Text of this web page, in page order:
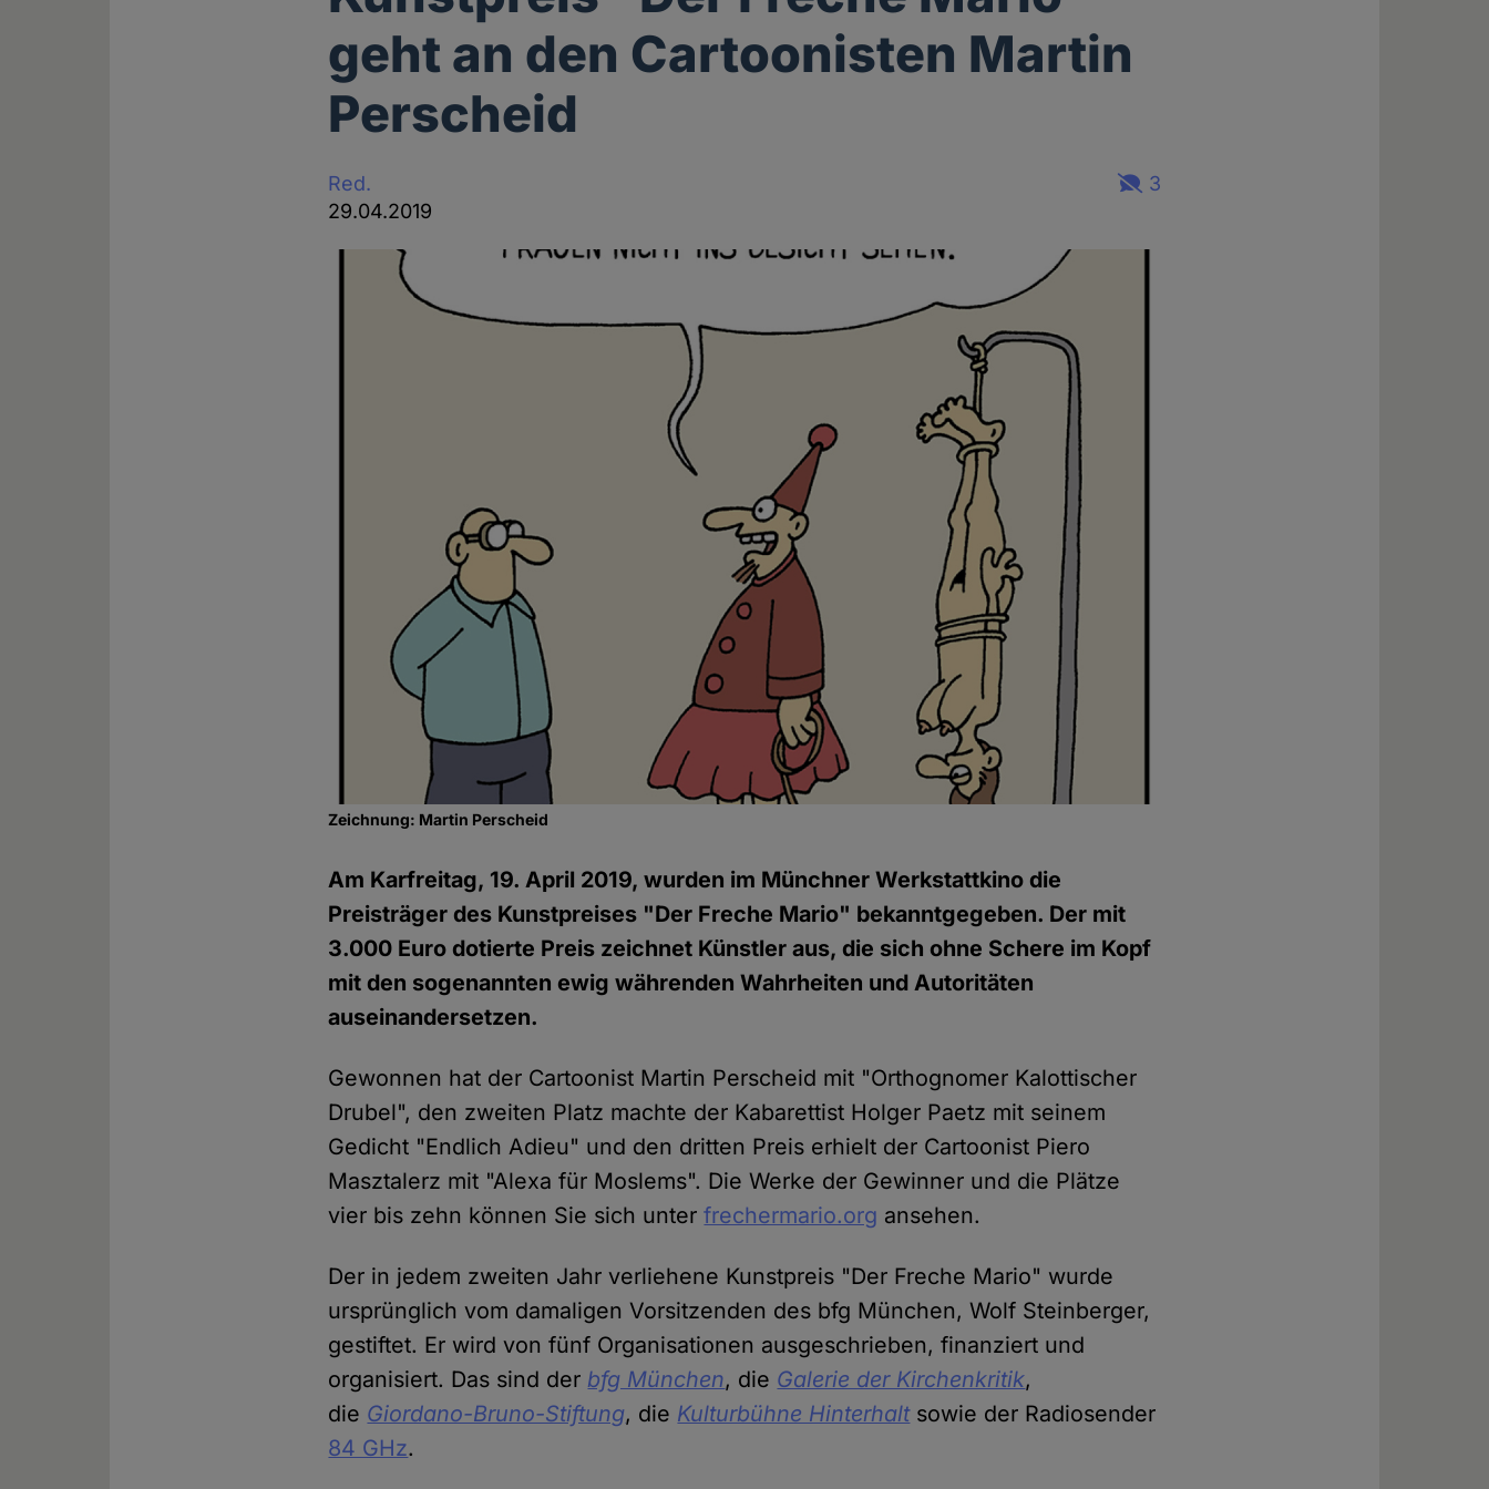
geht an den Cartoonisten Martin
Perscheid
Red.
29.04.2019
3
Zeichnung: Martin Perscheid
Am Karfreitag, 19. April 2019, wurden im Münchner Werkstattkino die
Preisträger des Kunstpreises "Der Freche Mario" bekanntgegeben. Der mit
3.000 Euro dotierte Preis zeichnet Künstler aus, die sich ohne Schere im Kopf
mit den sogenannten ewig währenden Wahrheiten und Autoritäten
auseinandersetzen.
Gewonnen hat der Cartoonist Martin Perscheid mit "Orthognomer Kalottischer
Drubel", den zweiten Platz machte der Kabarettist Holger Paetz mit seinem
Gedicht "Endlich Adieu" und den dritten Preis erhielt der Cartoonist Piero
Masztalerz mit "Alexa für Moslems". Die Werke der Gewinner und die Plätze
vier bis zehn können Sie sich unterfrechermario.org ansehen.
Der in jedem zweiten Jahr verliehene Kunstpreis "Der Freche Mario" wurde
ursprünglich vom damaligen Vorsitzenden des bfg München, Wolf Steinberger,
gestiftet. Er wird von fünf Organisationen ausgeschrieben, finanziert und
organisiert. Das sind der bfg München, die Galerie der Kirchenkritik,
die Giordano-Bruno-Stiftung, die Kulturbühne Hinterhaltsowie der Radiosender
84 GHz.